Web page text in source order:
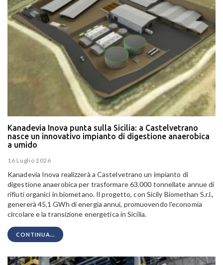
Kanadevia Inova punta sulla Sicilia: a Castelvetrano
nasce un innovativo impianto di digestione anaerobica
a umido
16 Luglio 2026
Kanadevia Inova realizzerà a Castelvetrano un impianto di
digestione anaerobica per trasformare 63.000 tonnellate annue di
rifiuti organici in biometano. Il progetto, con Sicily Biomethan S.r.l.,
genererà 45,1 GWh di energia annui, promuovendo l'economia
circolare e la transizione energetica in Sicilia.
CONTINUA...